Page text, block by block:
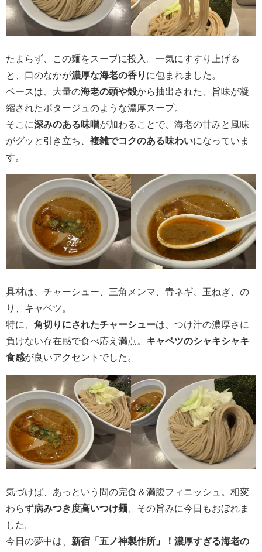
たまらず、この麺をスープに投入。一気にすすり上げる
と、口のなかが濃厚な海老の香り に包まれました。
ベースは、大量の海老の頭や殻から抽出された、旨味が凝
縮されたポタージュのような濃厚スープ。
そこに深みのある味噌が加わることで、海老の甘みと風味
がグッと引き立ち、 複雑でコクのある味わいになっていま
す。
具材は、チャーシュー、三角メンマ、青ネギ、玉ねぎ、の
り、キャベツ。
特に、 角切りにされたチャーシューは、つけ汁の濃厚さに
負けない存在感で食べ応え満点。 キャベツのシャキシャキ
食感が良いアクセントでした。
気づけば、あっという間の完食＆満腹フィニッシュ。相変
わらず病みつき度高いつけ麺 、その旨みに今日もおぼれま
した。
今日の夢中は、 新宿「五ノ神製作所」！濃厚すぎる海老の